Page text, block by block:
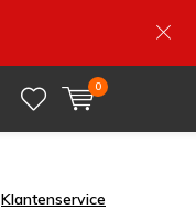
0
Klantenservice